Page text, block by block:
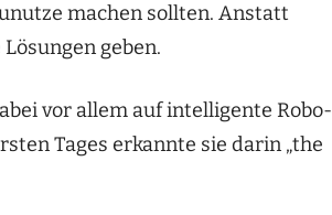
machen sollten. Anstatt
geben.
vor allem auf intelligente Robo-
Tages erkannte sie darin „the